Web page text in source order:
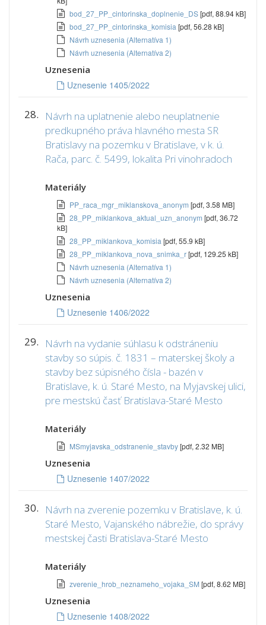
bod_27_PP_cintorinska_doplnenie_DS[pdf, 88.94 kB]
bod_27_PP_cintorinska_komisia [pdf, 56.28 kB]
Návrh uznesenia (Alternatíva 1)
Návrh uznesenia (Alternatíva 2)
Uznesenia
Uznesenie 1405/2022
28.
Návrh na uplatnenie alebo neuplatnenie
predkupného práva hlavného mesta SR
Bratislavy na pozemku v Bratislave, v k. ú.
Rača, parc. č. 5499, lokalita Pri vinohradoch
Materiály
PP_raca_mgr_miklanskova_anonym [pdf, 3.58 MB]
28_PP_miklankova_aktual_uzn_anonym [pdf, 36.72
kB]
28_PP_miklankova_komisia [pdf, 55.9 kB]
28_PP_miklankova_nova_snimka_r[pdf, 129.25 kB]
Návrh uznesenia (Alternatíva 1)
Návrh uznesenia (Alternatíva 2)
Uznesenia
Uznesenie 1406/2022
29.
Návrh na vydanie súhlasu k odstráneniu
stavby so súpis. č. 1831 – materskej školy a
stavby bez súpisného čísla - bazén v
Bratislave, k. ú. Staré Mesto, na Myjavskej ulici,
pre mestskú časť Bratislava-Staré Mesto
Materiály
MSmyjavska_odstranenie_stavby[pdf, 2.32 MB]
Uznesenia
Uznesenie 1407/2022
30.
Návrh na zverenie pozemku v Bratislave, k. ú.
Staré Mesto, Vajanského nábrežie, do správy
mestskej časti Bratislava-Staré Mesto
Materiály
zverenie_hrob_neznameho_vojaka_SM [pdf, 8.62 MB]
Uznesenia
Uznesenie 1408/2022